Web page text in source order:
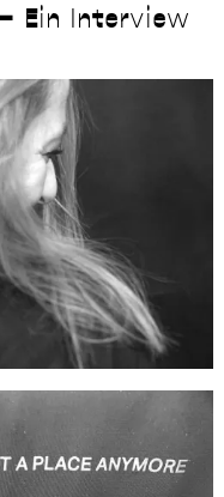
Ein Interview